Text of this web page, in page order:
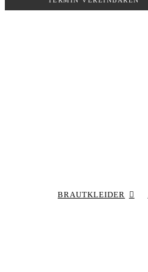
Inhalt
BRAUTKLEIDER